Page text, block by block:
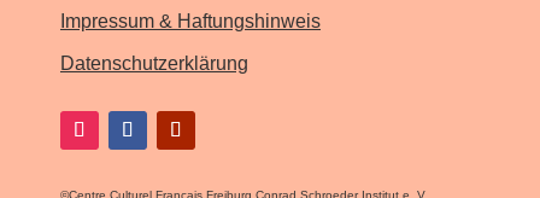
Impressum & Haftungshinweis
Datenschutzerklärung
©Centre Culturel Français Freiburg Conrad Schroeder Institut e. V.